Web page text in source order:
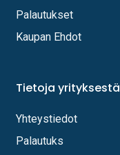
Palautukset
Kaupan Ehdot
Tietoja yrityksestä
Yhteystiedot
Palautuks